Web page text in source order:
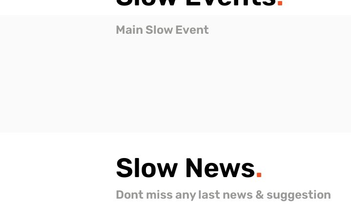
Main Slow Event
Slow News.
Dont miss any last news & suggestion